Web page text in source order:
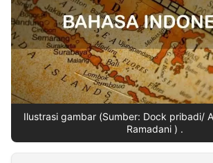
Insight
NTB
Suara
Time
Lens
IDN
Daily
Jogja
Jalan
Rakyat
Idealita
News
Kita
Notice
Dinamikapost.com
Radar
Baru
Seedbacklink
Follow
Kabarbaru
Ilustrasi gambar (Sumber: Dock pribadi/
Ramadani ) .